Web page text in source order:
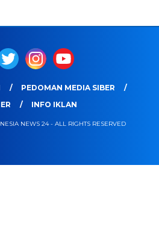
PEDOMAN MEDIA SIBER
INFO IKLAN
NEWS 24 - ALL RIGHTS RESERVED